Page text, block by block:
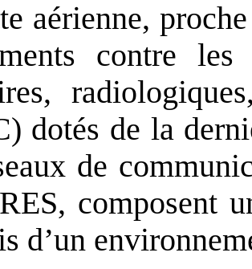
aérienne,
contre
dotés de la
de
composent
d’un